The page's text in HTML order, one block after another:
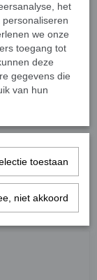
print.
vaatwasmachine
het
we onze
toegang tot
deze
gegevens die
van hun
toestaan
niet akkoord